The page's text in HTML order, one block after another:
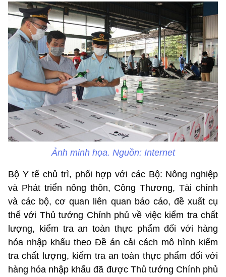
Ảnh minh họa. Nguồn: Internet
Bộ Y tế chủ trì, phối hợp với các Bộ: Nông nghiệp
và Phát triển nông thôn, Công Thương, Tài chính
và các bộ, cơ quan liên quan báo cáo, đề xuất cụ
thể với Thủ tướng Chính phủ về việc kiểm tra chất
lượng, kiểm tra an toàn thực phẩm đối với hàng
hóa nhập khẩu theo Đề án cải cách mô hình kiểm
tra chất lượng, kiểm tra an toàn thực phẩm đối với
hàng hóa nhập khẩu đã được Thủ tướng Chính phủ